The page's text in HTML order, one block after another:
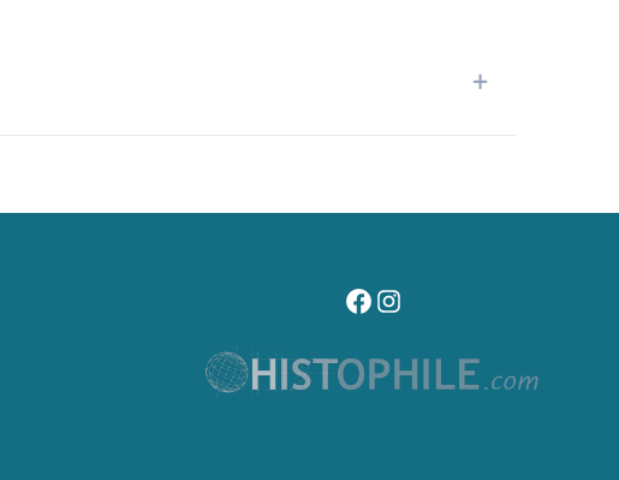
+
visitez notre page facebook
suivez notre compte